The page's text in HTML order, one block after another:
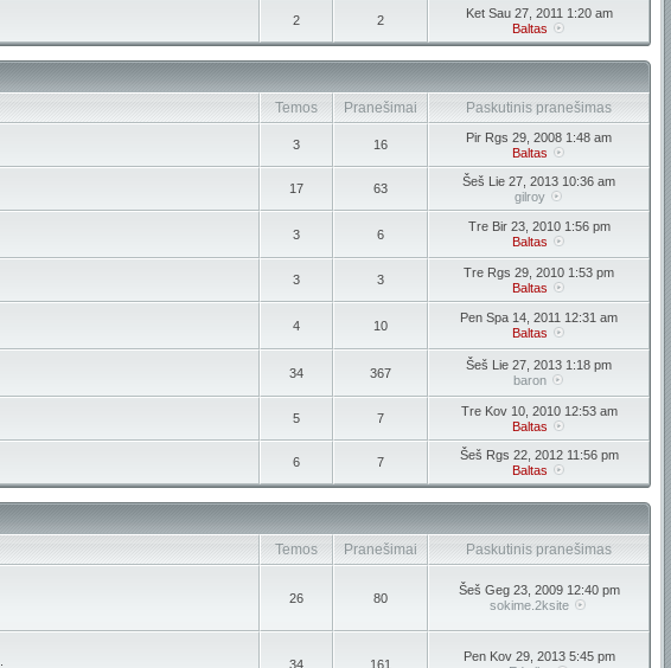
2 2
Ket Sau 27, 2011 1:20 am
Baltas
Temos Pranešimai Paskutinis pranešimas
3 16
Pir Rgs 29, 2008 1:48 am
Baltas
17 63
Šeš Lie 27, 2013 10:36 am
gilroy
3 6
Tre Bir 23, 2010 1:56 pm
Baltas
3 3
Tre Rgs 29, 2010 1:53 pm
Baltas
4 10
Pen Spa 14, 2011 12:31 am
Baltas
34 367
Šeš Lie 27, 2013 1:18 pm
baron
5 7
Tre Kov 10, 2010 12:53 am
Baltas
6 7
Šeš Rgs 22, 2012 11:56 pm
Baltas
Temos Pranešimai
Paskutinis pranešimas
26 80
Šeš Geg 23, 2009 12:40 pm
sokime.2ksite
34 161
Pen Kov 29, 2013 5:45 pm